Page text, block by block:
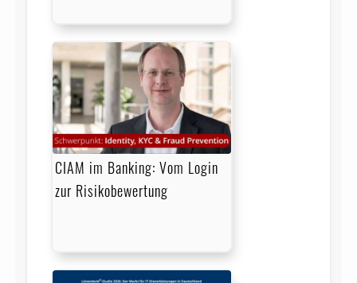
CIAM im Banking: Vom Login
zur Risikobewertung